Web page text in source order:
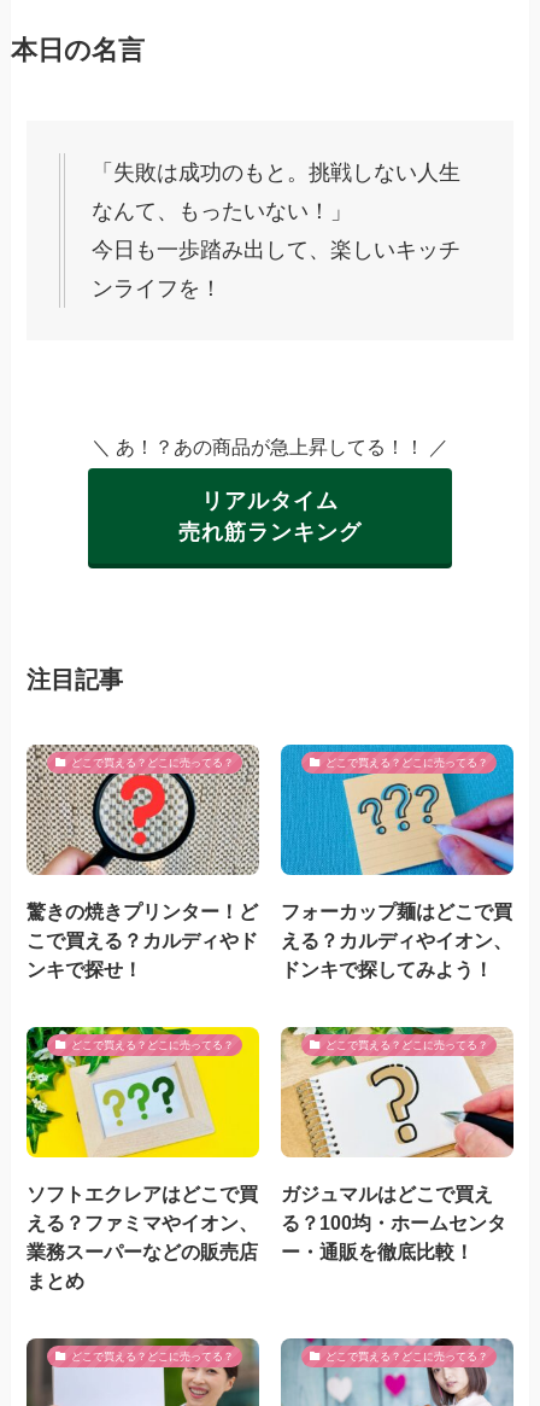
本日の名言
「失敗は成功のもと。挑戦しない人生
なんて、もったいない！」
今日も一歩踏み出して、楽しいキッチ
ンライフを！
＼ あ！？あの商品が急上昇してる！！ ／
リアルタイム
売れ筋ランキング
注目記事
どこで買える？どこに売ってる？
驚きの焼きプリンター！ど
こで買える？カルディやド
ンキで探せ！
どこで買える？どこに売ってる？
フォーカップ麺はどこで買
える？カルディやイオン、
ドンキで探してみよう！
どこで買える？どこに売ってる？
ソフトエクレアはどこで買
える？ファミマやイオン、
業務スーパーなどの販売店
まとめ
どこで買える？どこに売ってる？
ガジュマルはどこで買え
る？100均・ホームセンタ
ー・通販を徹底比較！
どこで買える？どこに売ってる？ どこで買える？どこに売ってる？